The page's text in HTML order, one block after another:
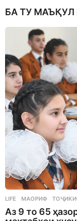
БА ТУ
LIFE МАОРИФ ,
Аз 9 то 65